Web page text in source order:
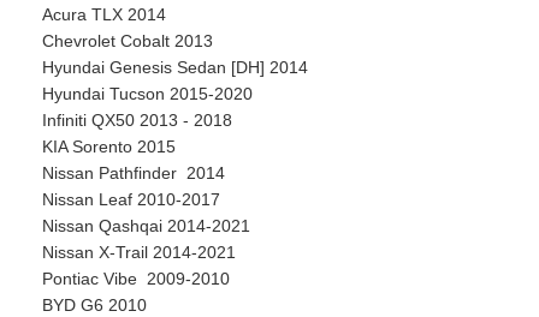
Acura TLX 2014
Chevrolet Cobalt 2013
Hyundai Genesis Sedan [DH] 2014
Hyundai Tucson 2015-2020
Infiniti QX50 2013 - 2018
KIA Sorento 2015
Nissan Pathfinder 2014
Nissan Leaf 2010-2017
Nissan Qashqai 2014-2021
Nissan X-Trail 2014-2021
Pontiac Vibe 2009-2010
BYD G6 2010